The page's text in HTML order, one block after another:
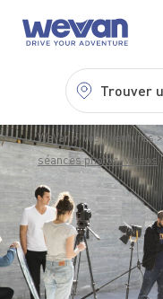
Trouver
WeVan Vos aventures
séances photos-vidéos